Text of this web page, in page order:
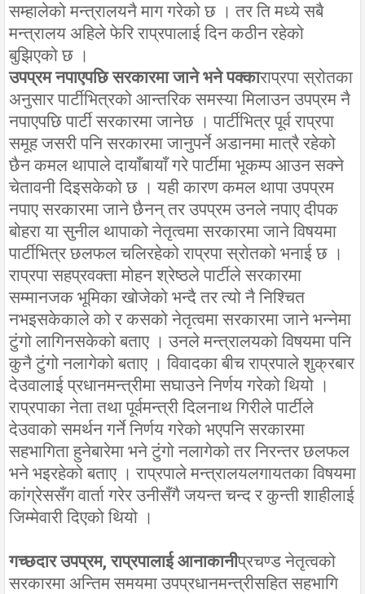
सम्हालेको मन्त्रालयनै माग गरेको छ । तर ति मध्ये सबै
मन्त्रालय अहिले फेरि राप्रपालाई दिन कठीन रहेको
बुझिएको छ ।
उपप्रम नपाएपछि सरकारमा जाने भने पक्काराप्रपा स्रोतका
अनुसार पार्टीभित्रको आन्तरिक समस्या मिलाउन उपप्रम नै
नपाएपछि पार्टी सरकारमा जानेछ । पार्टीभित्र पूर्व राप्रपा
समूह जसरी पनि सरकारमा जानुपर्ने अडानमा मात्रै रहेको
छैन कमल थापाले दायाँबायाँ गरे पार्टीमा भूकम्प आउन सक्ने
चेतावनी दिइसकेको छ । यही कारण कमल थापा उपप्रम
नपाए सरकारमा जाने छैनन् तर उपप्रम उनले नपाए दीपक
बोहरा या सुनील थापाको नेतृत्वमा सरकारमा जाने विषयमा
पार्टीभित्र छलफल चलिरहेको राप्रपा स्रोतको भनाई छ ।
राप्रपा सहप्रवक्ता मोहन श्रेष्ठले पार्टीले सरकारमा
सम्मानजक भूमिका खोजेको भन्दै तर त्यो नै निश्चित
नभइसकेकाले को र कसको नेतृत्वमा सरकारमा जाने भन्नेमा
टुंगो लागिनसकेको बताए । उनले मन्त्रालयको विषयमा पनि
कुनै टुंगो नलागेको बताए । विवादका बीच राप्रपाले शुक्रबार
देउवालाई प्रधानमन्त्रीमा सघाउने निर्णय गरेको थियो ।
राप्रपाका नेता तथा पूर्वमन्त्री दिलनाथ गिरीले पार्टीले
देउवाको समर्थन गर्ने निर्णय गरेको भएपनि सरकारमा
सहभागिता हुनेबारेमा भने टुंगो नलागेको तर निरन्तर छलफल
भने भइरहेको बताए । राप्रपाले मन्त्रालयलगायतका विषयमा
कांग्रेससँग वार्ता गरेर उनीसँगै जयन्त चन्द र कुन्ती शाहीलाई
जिम्मेवारी दिएको थियो ।
गच्छदार उपप्रम, राप्रपालाई आनाकानीप्रचण्ड नेतृत्वको
सरकारमा अन्तिम समयमा उपप्रधानमन्त्रीसहित सहभागि